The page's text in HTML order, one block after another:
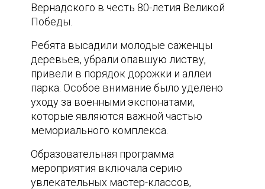
Вернадского в честь 80-летия Великой
Победы.
Ребята высадили молодые саженцы
деревьев, убрали опавшую листву,
привели в порядок дорожки и аллеи
парка. Особое внимание было уделено
уходу за военными экспонатами,
которые являются важной частью
мемориального комплекса.
Образовательная программа
мероприятия включала серию
увлекательных мастер-классов,